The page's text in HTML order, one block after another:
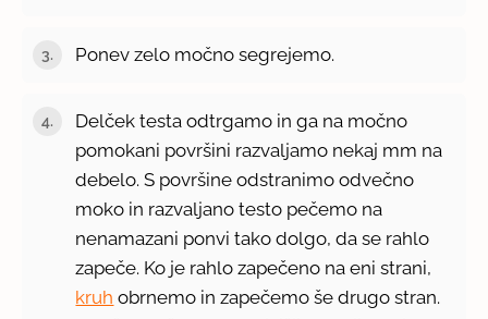
Ponev zelo močno segrejemo.
Delček testa odtrgamo in ga na močno
pomokani površini razvaljamo nekaj mm na
debelo. S površine odstranimo odvečno
moko in razvaljano testo pečemo na
nenamazani ponvi tako dolgo, da se rahlo
zapeče. Ko je rahlo zapečeno na eni strani,
kruh obrnemo in zapečemo še drugo stran.